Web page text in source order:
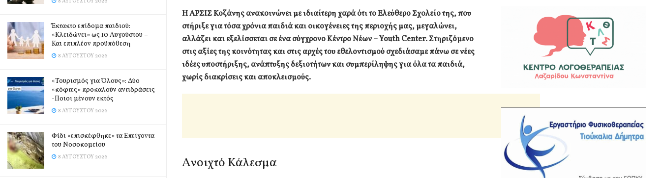
Έκτακτο επίδομα παιδιού:
«Κλειδώνει» ως 10 Αυγούστου –
Και επιπλέον προϋπόθεση
8 ΑΥΓΟΎΣΤΟΥ 2026
«Τουρισμός για Όλους»: Δύο
«κόφτες» προκαλούν αντιδράσεις
-Ποιοι μένουν εκτός
8 ΑΥΓΟΎΣΤΟΥ 2026
Φίδι «επισκέφθηκε» τα Επείγοντα
του Νοσοκομείου
8 ΑΥΓΟΎΣΤΟΥ 2026
Η ΑΡΣΙΣ Κοζάνης ανακοινώνει με ιδιαίτερη χαρά ότι το Ελεύθερο Σχολείο της, που
στήριξε για τόσα χρόνια παιδιά και οικογένειες της περιοχής μας, μεγαλώνει,
αλλάζει και εξελίσσεται σε ένα σύγχρονο Κέντρο Νέων – Youth Center. Στηριζόμενο
στις αξίες της κοινότητας και στις αρχές του εθελοντισμού σχεδιάσαμε πάνω σε νέες
ιδέες υποστήριξης, ανάπτυξης δεξιοτήτων και συμπερίληψης για όλα τα παιδιά,
χωρίς διακρίσεις και αποκλεισμούς.
Ανοιχτό Κάλεσμα